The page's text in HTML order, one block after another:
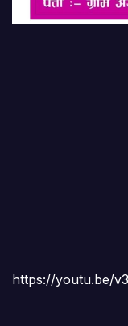
https://youtu.be/